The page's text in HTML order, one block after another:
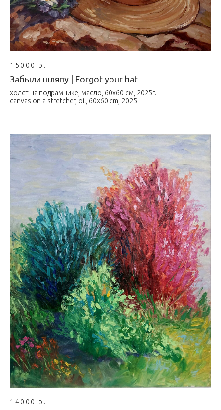
15000 р.
Забыли шляпу | Forgot your hat
холст на подрамнике, масло, 60х60 см, 2025г.
canvas on a stretcher, oil, 60x60 cm, 2025
14000 р.